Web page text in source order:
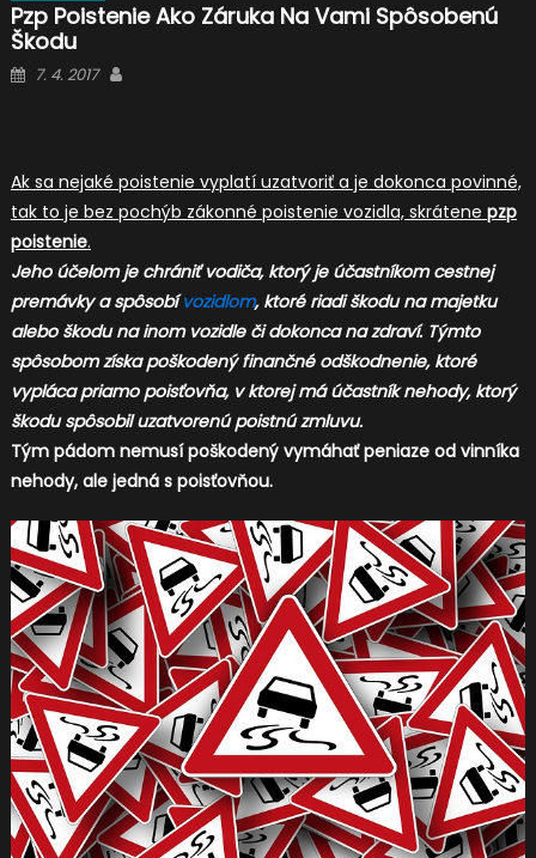
Pzp Poistenie Ako Záruka Na Vami Spôsobenú
Škodu
Posted
7. 4. 2017
Ak sa nejaké poistenie vyplatí uzatvoriť a je dokonca povinné,
tak to je bez pochýb zákonné poistenie vozidla, skrátene pzp
poistenie.
Jeho účelom je chrániť vodiča, ktorý je účastníkom cestnej
premávky a spôsobívozidlom, ktoré riadi škodu na majetku
alebo škodu na inom vozidle či dokonca na zdraví. Týmto
spôsobom získa poškodený finančné odškodnenie, ktoré
vypláca priamo poisťovňa, v ktorej má účastník nehody, ktorý
škodu spôsobil uzatvorenú poistnú zmluvu.
Tým pádom nemusí poškodený vymáhať peniaze od vinníka
nehody, ale jedná s poisťovňou.